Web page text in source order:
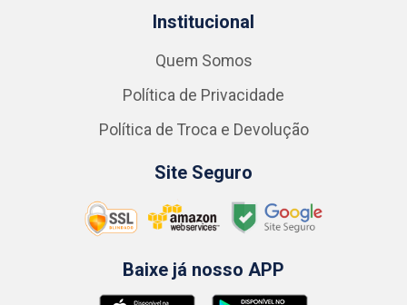
Institucional
Quem Somos
Política de Privacidade
Política de Troca e Devolução
Site Seguro
Baixe já nosso APP